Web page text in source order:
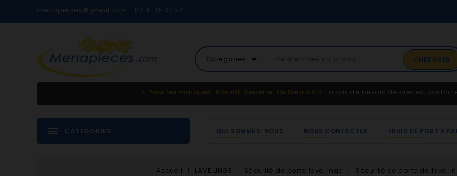
menapieces@gmail.com 02 41 65 37 52
Catégories arrow_drop_down CHERCHER
02 41 65 37 52
Service client
⚠️ Pour les marques : Brandt, Vedette, De Dietrich ⚠️ En cas de besoin de pièces,
CATÉGORIES QUI SOMMES-NOUS NOUS CONTACTER FRAIS DE PORT À
Accueil LAVE LINGE Sécurité de porte lave linge Sécurité de porte de lave